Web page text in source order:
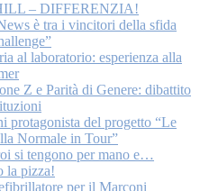
– DIFFERENZIA!
è tra i vincitori della sfida
al laboratorio: esperienza alla
Z e Parità di Genere: dibattito
protagonista del progetto “Le
Normale in Tour”
si tengono per mano e…
la pizza!
per il Marconi